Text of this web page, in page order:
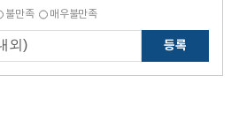
불만족 매우불만족
등록